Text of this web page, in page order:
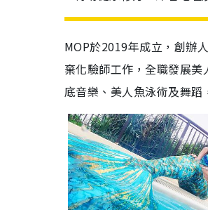
MOP於2019年成立，創辦
棄化驗師工作，全職發展
底音樂、美人魚泳術及舞蹈